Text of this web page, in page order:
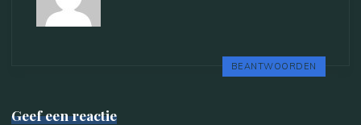
BEANTWOORDEN
Geef een reactie